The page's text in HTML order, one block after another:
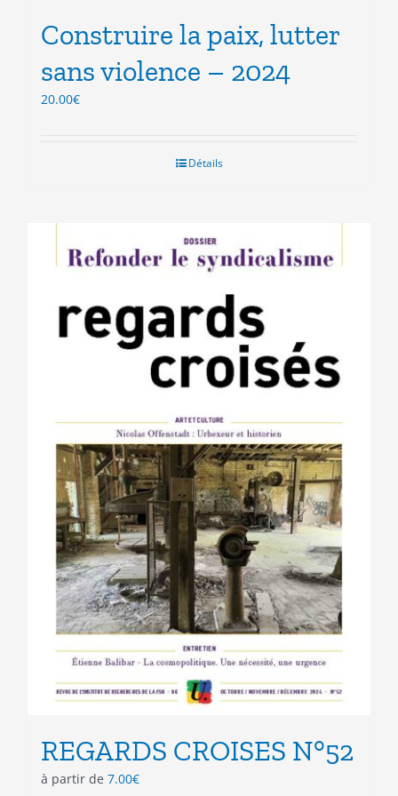
Construire la paix, lutter
sans violence – 2024
20.00€
Détails
REGARDS CROISES N°52
à partir de 7.00€